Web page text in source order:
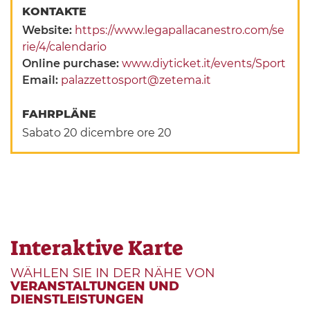
KONTAKTE
Website: https://www.legapallacanestro.com/se
rie/4/calendario
Online purchase:www.diyticket.it/events/Sport
Email: palazzettosport@zetema.it
FAHRPLÄNE
Sabato 20 dicembre ore 20
Interaktive Karte
WÄHLEN SIE IN DER NÄHE VON
VERANSTALTUNGEN UND
DIENSTLEISTUNGEN